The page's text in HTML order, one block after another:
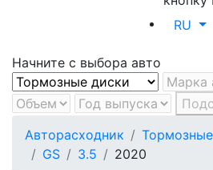
RU
Начните с выбора авто
Авторасходник
GS
3.5 2020